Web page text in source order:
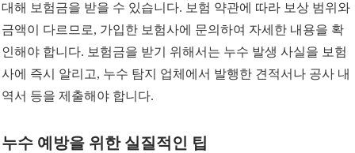
대해 보험금을 받을 수 있습니다. 보험 약관에 따라 보상 범위와
금액이 다르므로, 가입한 보험사에 문의하여 자세한 내용을 확
인해야 합니다. 보험금을 받기 위해서는 누수 발생 사실을 보험
사에 즉시 알리고, 누수 탐지 업체에서 발행한 견적서나 공사 내
역서 등을 제출해야 합니다.
누수 예방을 위한 실질적인 팁